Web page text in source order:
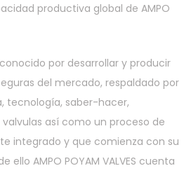
productiva global de AMPO
por desarrollar y producir
del mercado, respaldado por
tecnología, saber-hacer,
así como un proceso de
integrado y que comienza con su
ello AMPO POYAM VALVES cuenta